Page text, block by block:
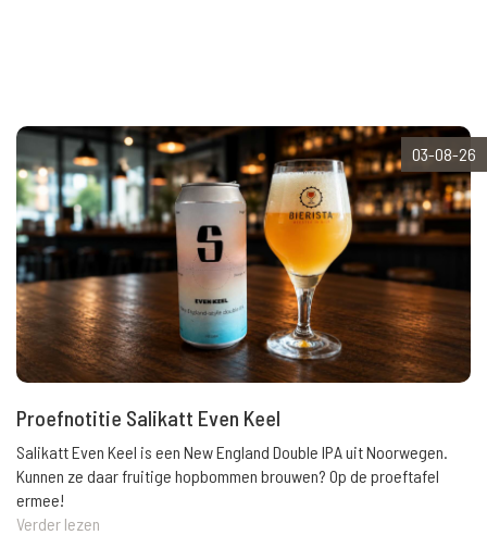
03-08-26
Proefnotitie Salikatt Even Keel
Salikatt Even Keel is een New England Double IPA uit Noorwegen.
Kunnen ze daar fruitige hopbommen brouwen? Op de proeftafel
ermee!
Verder lezen